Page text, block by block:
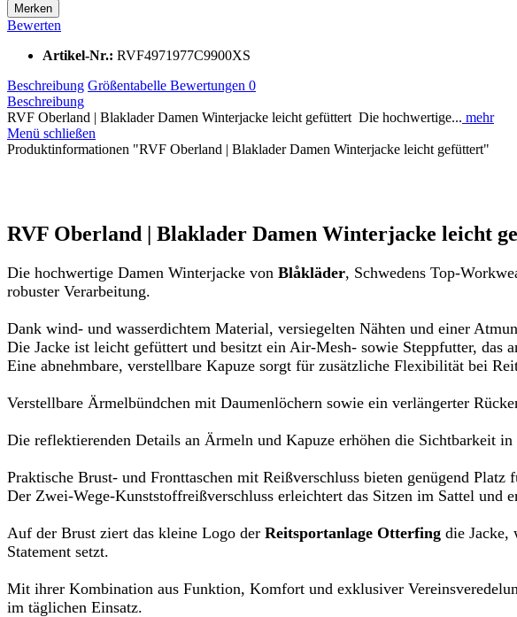
Merken
Bewerten
Artikel-Nr.: RVF4971977C9900XS
Beschreibung Größentabelle Bewertungen 0
Beschreibung
RVF Oberland | Blaklader Damen Winterjacke leicht gefüttert Die hochwertige... mehr
Menü schließen
Produktinformationen "RVF Oberland | Blaklader Damen Winterjacke leicht gefüttert"
RVF Oberland | Blaklader Damen Winterjacke leicht
Die hochwertige Damen Winterjacke von Blåkläder, Schwedens Top-
robuster Verarbeitung.
Dank wind- und wasserdichtem Material, versiegelten Nähten und einer
Die Jacke ist leicht gefüttert und besitzt ein Air-Mesh- sowie Steppfutter, das
Eine abnehmbare, verstellbare Kapuze sorgt für zusätzliche Flexibilität bei
Verstellbare Ärmelbündchen mit Daumenlöchern sowie ein verlängerter
Die reflektierenden Details an Ärmeln und Kapuze erhöhen die Sichtbarkeit in
Praktische Brust- und Fronttaschen mit Reißverschluss bieten genügend Platz
Der Zwei-Wege-Kunststoffreißverschluss erleichtert das Sitzen im Sattel und
Auf der Brust ziert das kleine Logo der Reitsportanlage Otterfing die Jacke,
Statement setzt.
Mit ihrer Kombination aus Funktion, Komfort und exklusiver
im täglichen Einsatz.